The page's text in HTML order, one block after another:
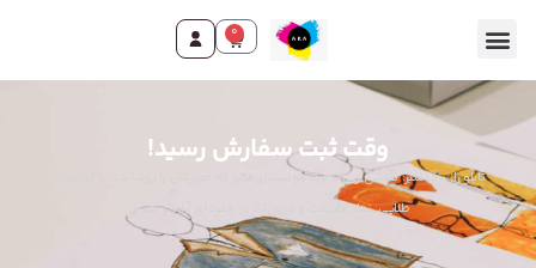
0
وقت ثبت سفارش رسید!
تابلو راز برگ سبز: نقاشی زنی با برگ مونسترای سبز که صورتش را پوشانده، با گوشواره
طلایی. نماد طبیعت و درون‌نگری. جلوه‌ای آرام و هنری.